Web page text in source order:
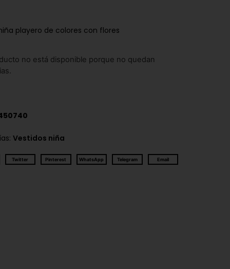
playero de colores con flores
no está disponible porque no quedan
Vestidos niña
Twitter Pinterest WhatsApp Telegram Email